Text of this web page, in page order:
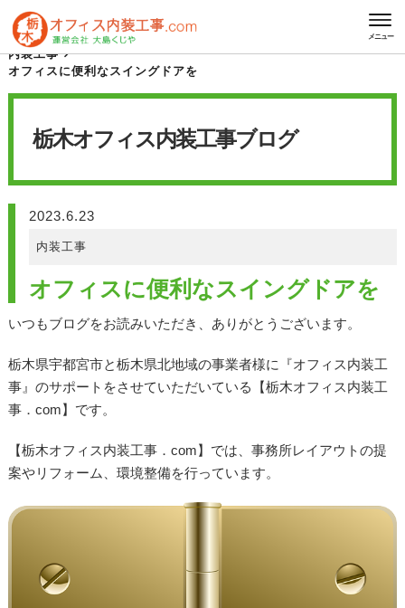
メニュー
HOME
栃木オフィス内装工事 ブログ
内装工事
オフィスに便利なスイングドアを
栃木オフィス内装工事ブログ
2023.6.23
内装工事
オフィスに便利なスイングドアを
いつもブログをお読みいただき、ありがとうございます。
栃木県宇都宮市と栃木県北地域の事業者様に『オフィス内装工
事』のサポートをさせていただいている【栃木オフィス内装工
事．com】です。
【栃木オフィス内装工事．com】では、事務所レイアウトの提
案やリフォーム、環境整備を行っています。